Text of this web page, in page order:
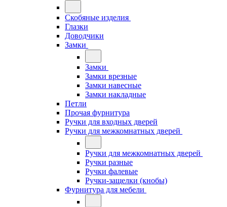
Скобяные изделия
Глазки
Доводчики
Замки
Замки
Замки врезные
Замки навесные
Замки накладные
Петли
Прочая фурнитура
Ручки для входных дверей
Ручки для межкомнатных дверей
Ручки для межкомнатных дверей
Ручки разные
Ручки фалевые
Ручки-защелки (кнобы)
Фурнитура для мебели